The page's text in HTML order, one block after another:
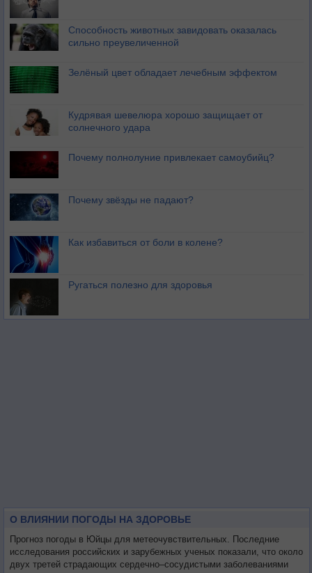
Способность животных завидовать оказалась
сильно преувеличенной
Зелёный цвет обладает лечебным эффектом
Кудрявая шевелюра хорошо защищает от
солнечного удара
Почему полнолуние привлекает самоубийц?
Почему звёзды не падают?
Как избавиться от боли в колене?
Ругаться полезно для здоровья
О ВЛИЯНИИ ПОГОДЫ НА ЗДОРОВЬЕ
Прогноз погоды в Юйцы для метеочувствительных. Последние
исследования российских и зарубежных ученых показали, что около
двух третей страдающих сердечно–сосудистыми заболеваниями